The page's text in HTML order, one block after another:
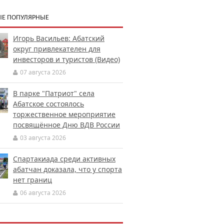
ПОПУЛЯРНЫЕ
Игорь Васильев: Абатский
округ привлекателен для
инвесторов и туристов (Видео)
07 августа 2026
В парке "Патриот" села
Абатское состоялось
торжественное мероприятие
посвящённое Дню ВДВ России
03 августа 2026
Спартакиада среди активных
абатчан доказала, что у спорта
нет границ
06 августа 2026